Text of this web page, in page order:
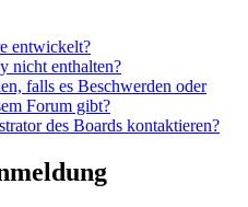
entwickelt?
nicht enthalten?
falls es Beschwerden oder
Forum gibt?
des Boards kontaktieren?